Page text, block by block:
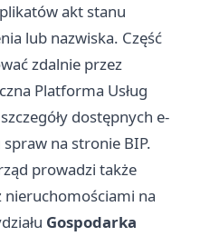
akt stanu
lub nazwiska. Część
zdalnie przez
Platforma Usług
dostępnych e-
na stronie BIP.
prowadzi także
nieruchomościami na
Gospodarka